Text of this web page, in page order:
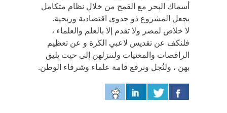
أسماك البحر مع القمح من خلال نظام متكامل
يجعل المشروع ذو جدوى اقتصادية وربحية.
لا خلاص لمصر ولا تقدم إلا بالعلم والعلماء ،
فلنكف عن تقديس لاعبي الكرة و عن تعظيم
الراقصات والمغنيات ولننزلهن إلى حيث يليق
بهن ، ولنُجل ونرفع قامة علماء وشرفاء الوطن.